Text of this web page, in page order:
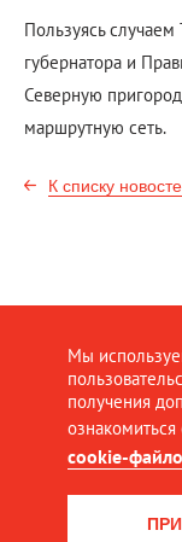
Мы
получения
cookie-
Пользуясь случаем
губернатора и
Северную
маршрутную сеть.
К списку